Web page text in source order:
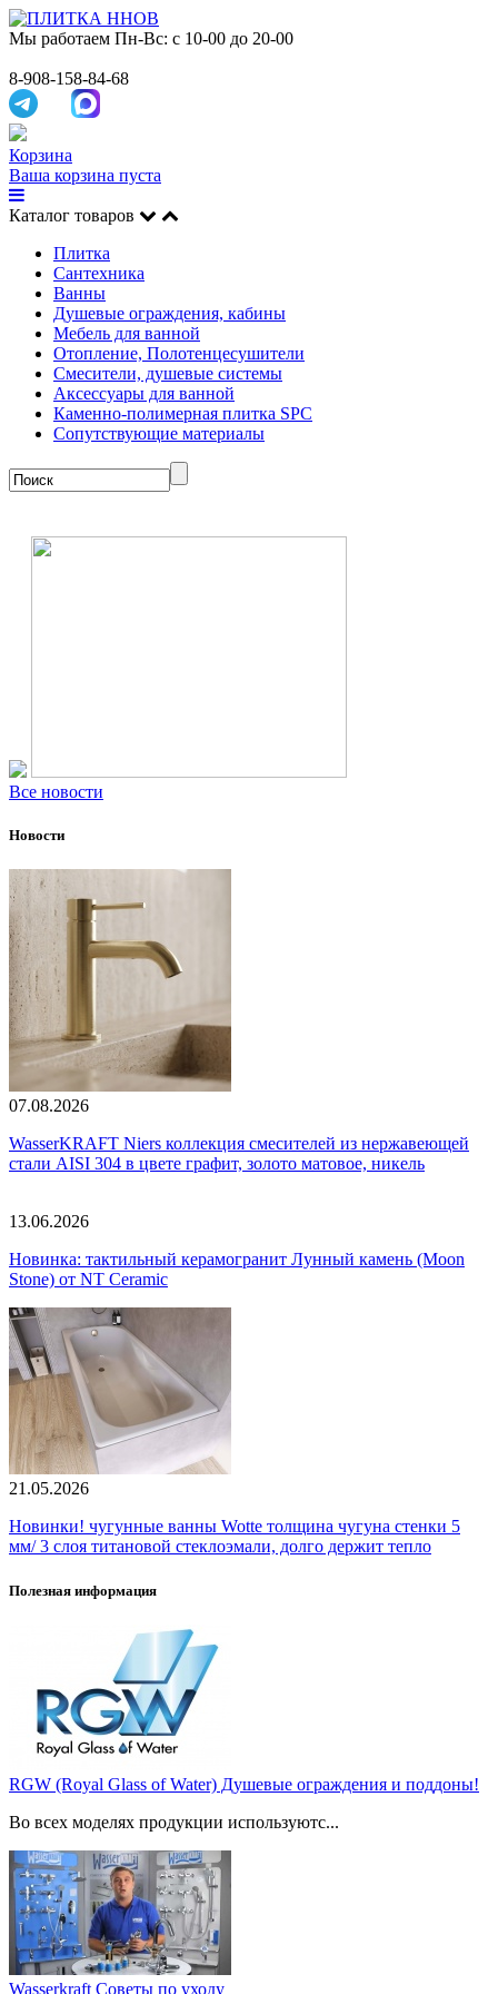
Мы работаем Пн-Вс: с 10-00 до 20-00
8-908-158-84-68
Корзина
Ваша корзина пуста
Каталог товаров
Плитка
Сантехника
Ванны
Душевые ограждения, кабины
Мебель для ванной
Отопление, Полотенцесушители
Смесители, душевые системы
Аксессуары для ванной
Каменно-полимерная плитка SPC
Сопутствующие материалы
Все новости
Новости
07.08.2026
WasserKRAFT Niers коллекция смесителей из нержавеющей
стали AISI 304 в цвете графит, золото матовое, никель
13.06.2026
Новинка: тактильный керамогранит Лунный камень (Moon
Stone) от NT Ceramic
21.05.2026
Новинки! чугунные ванны Wotte толщина чугуна стенки 5
мм/ 3 слоя титановой стеклоэмали, долго держит тепло
Полезная информация
RGW (Royal Glass of Water) Душевые ограждения и поддоны!
Во всех моделях продукции используютс...
Wasserkraft Советы по уходу